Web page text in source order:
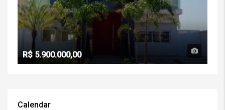
R$ 5.900.000,00
Calendar